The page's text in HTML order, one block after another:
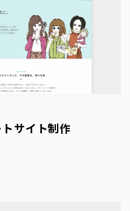
サイト制作